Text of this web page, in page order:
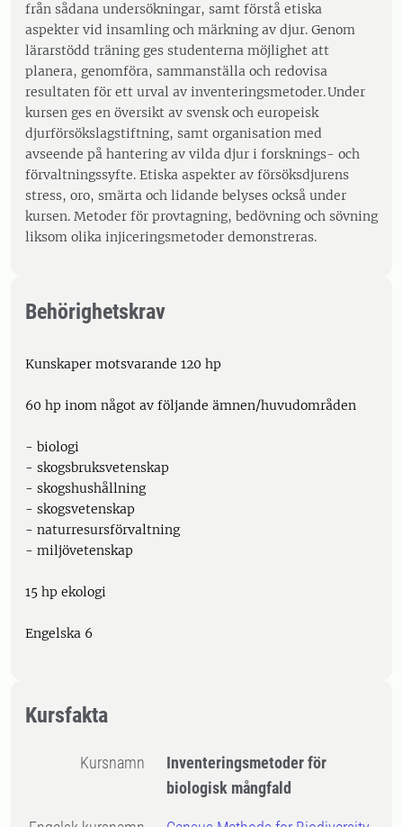
från sådana undersökningar, samt förstå etiska
aspekter vid insamling och märkning av djur. Genom
lärarstödd träning ges studenterna möjlighet att
planera, genomföra, sammanställa och redovisa
resultaten för ett urval av inventeringsmetoder. Under
kursen ges en översikt av svensk och europeisk
djurförsökslagstiftning, samt organisation med
avseende på hantering av vilda djur i forsknings- och
förvaltningssyfte. Etiska aspekter av försöksdjurens
stress, oro, smärta och lidande belyses också under
kursen. Metoder för provtagning, bedövning och sövning
liksom olika injiceringsmetoder demonstreras.
Behörighetskrav
Kunskaper motsvarande 120 hp
60 hp inom något av följande ämnen/huvudområden
- biologi
- skogsbruksvetenskap
- skogshushållning
- skogsvetenskap
- naturresursförvaltning
- miljövetenskap
15 hp ekologi
Engelska 6
Kursfakta
Kursnamn
Inventeringsmetoder för
biologisk mångfald